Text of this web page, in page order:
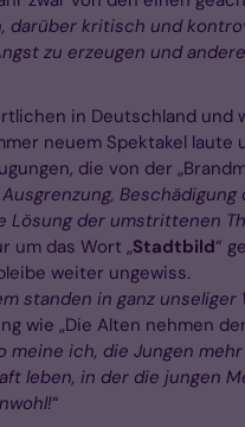
darüber kritisch und
zu erzeugen und
in Deutschland und
neuem Spektakel laute
die von der
Lösung der umstrittenen
um das Wort „Stadtbild“
weiter ungewiss.
standen in ganz unseliger
wie „Die Alten nehmen
meine ich, die Jungen
leben, in der die jungen
“